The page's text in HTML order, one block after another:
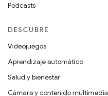
Podcasts
DESCUBRE
Videojuegos
Aprendizaje automático
Salud y bienestar
Cámara y contenido multimedia